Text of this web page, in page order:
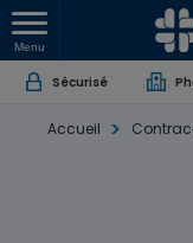
Menu
Sécurisé
Accueil